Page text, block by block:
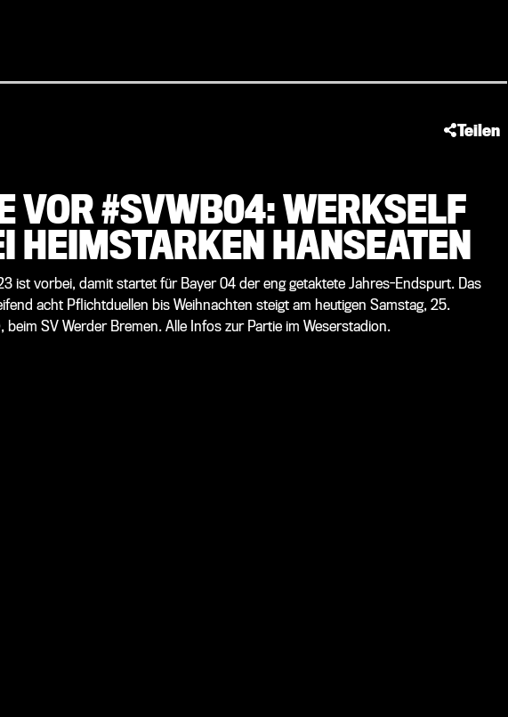
Teilen
VOR #SVWB04: WERKSELF
HEIMSTARKEN HANSEATEN
ist vorbei, damit startet für Bayer 04 der eng getaktete Jahres-Endspurt. Das
acht Pflichtduellen bis Weihnachten steigt am heutigen Samstag, 25.
SV Werder Bremen. Alle Infos zur Partie im Weserstadion.